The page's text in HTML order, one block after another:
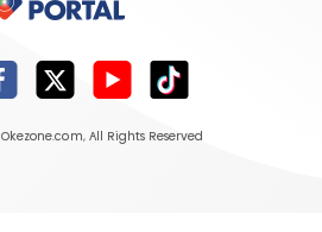
Okezone.com, All Rights Reserved